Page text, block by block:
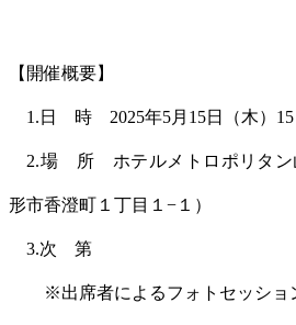
【開催概要】
1.日 時 2025年5月15日（木）15
2.場 所 ホテルメトロポリタン
形市香澄町１丁目１−１）
3.次 第
※出席者によるフォトセッショ